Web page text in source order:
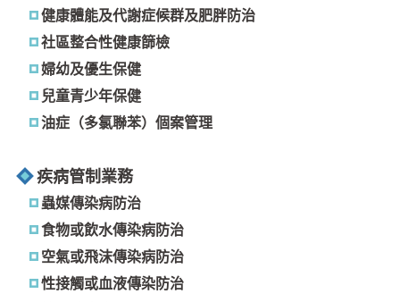
健康體能及代謝症候群及肥胖防治
社區整合性健康篩檢
婦幼及優生保健
兒童青少年保健
油症（多氯聯苯）個案管理
疾病管制業務
蟲媒傳染病防治
食物或飲水傳染病防治
空氣或飛沫傳染病防治
性接觸或血液傳染防治